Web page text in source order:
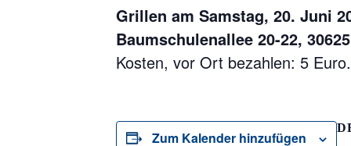
Grillen am Samstag, 20. Juni
Baumschulenallee 20-22,
Kosten, vor Ort bezahlen: 5
Zum Kalender hinzufügen